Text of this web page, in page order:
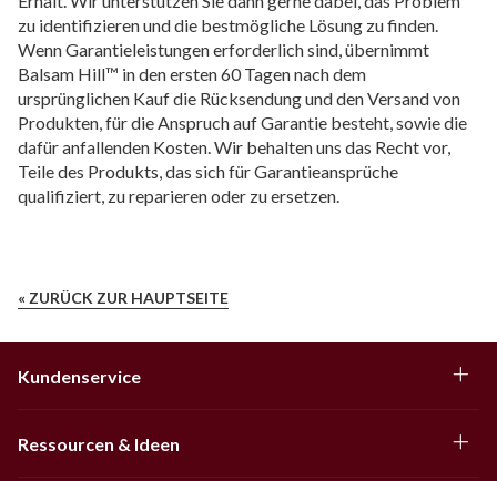
zu identifizieren und die bestmögliche Lösung zu finden.
Wenn Garantieleistungen erforderlich sind, übernimmt
Balsam Hill™ in den ersten 60 Tagen nach dem
ursprünglichen Kauf die Rücksendung und den Versand von
Produkten, für die Anspruch auf Garantie besteht, sowie die
dafür anfallenden Kosten. Wir behalten uns das Recht vor,
Teile des Produkts, das sich für Garantieansprüche
qualifiziert, zu reparieren oder zu ersetzen.
« ZURÜCK ZUR HAUPTSEITE
Kundenservice
Ressourcen & Ideen